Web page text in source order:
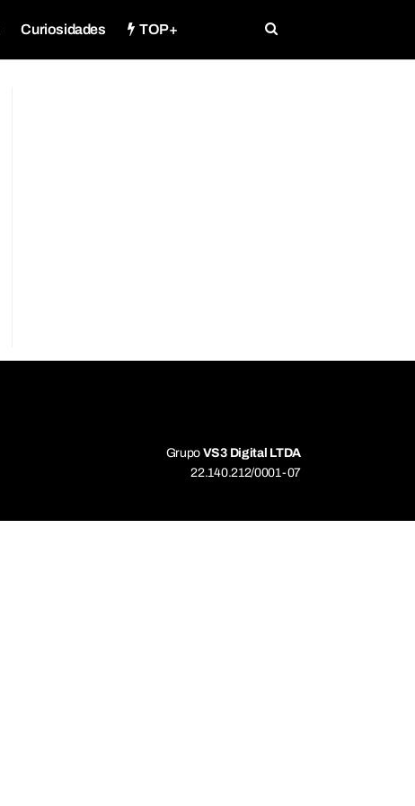
Curiosidades TOP+
Grupo VS3 Digital LTDA
22.140.212/0001-07